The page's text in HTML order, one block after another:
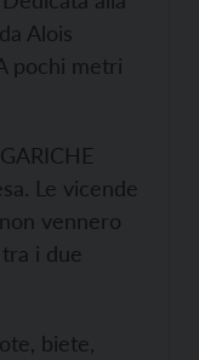
Alois
pochi metri
Le vicende
vennero
i due
biete,